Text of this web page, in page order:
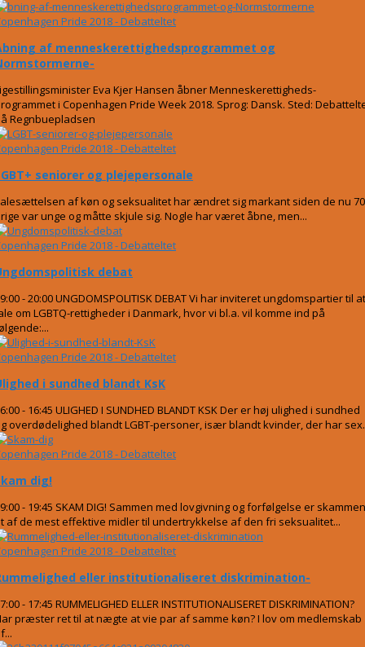
Pride 2018 - Debatteltet
af menneskerettighedsprogrammet og
Eva Kjer Hansen åbner Menneskerettigheds-
i Copenhagen Pride Week 2018. Sprog: Dansk. Sted:
Regnbuepladsen
Pride 2018 - Debatteltet
seniorer og plejepersonale
af køn og seksualitet har ændret sig markant siden de nu
var unge og måtte skjule sig. Nogle har været åbne, men...
Pride 2018 - Debatteltet
debat
- 20:00 UNGDOMSPOLITISK DEBAT Vi har inviteret ungdomspartier til at
om LGBTQ-rettigheder i Danmark, hvor vi bl.a. vil komme ind på
Pride 2018 - Debatteltet
i sundhed blandt KsK
- 16:45 ULIGHED I SUNDHED BLANDT KSK Der er høj ulighed i sundhed
overdødelighed blandt LGBT-personer, især blandt kvinder, der har
Pride 2018 - Debatteltet
dig!
- 19:45 SKAM DIG! Sammen med lovgivning og forfølgelse er skammen
af de mest effektive midler til undertrykkelse af den fri seksualitet...
Pride 2018 - Debatteltet
eller institutionaliseret diskrimination-
- 17:45 RUMMELIGHED ELLER INSTITUTIONALISERET DISKRIMINATION?
præster ret til at nægte at vie par af samme køn? I lov om medlemskab